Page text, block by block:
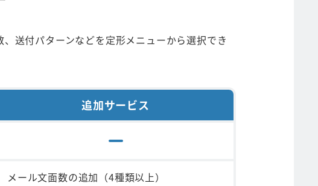
送付パターンなどを定形メニューから選択でき
追加サービス
メール文面数の追加（4種類以上）